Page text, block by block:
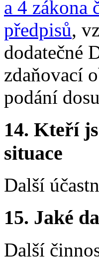
a 4 zákona
předpisů,
dodatečné
zdaňovací
podání
14. Kteří
situace
Další
15. Jaké
Další